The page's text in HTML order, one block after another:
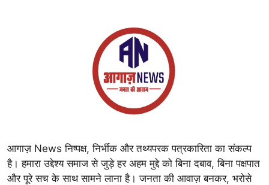
आगाज़ News निष्पक्ष, निर्भीक और तथ्यपरक पत्रकारिता का संकल्प
है। हमारा उद्देश्य समाज से जुड़े हर अहम मुद्दे को बिना दबाव, बिना पक्षपात
और पूरे सच के साथ सामने लाना है। जनता की आवाज़ बनकर, भरोसे